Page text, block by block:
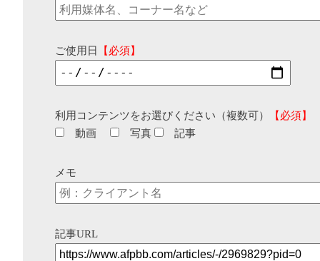
ご使用日 【必須】
利用コンテンツをお選びください（複数可）
【必須】
動画
写真 記事
メモ
記事URL